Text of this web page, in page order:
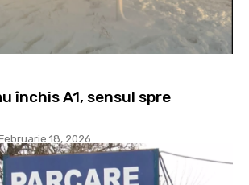
închis A1, sensul spre
18, 2026